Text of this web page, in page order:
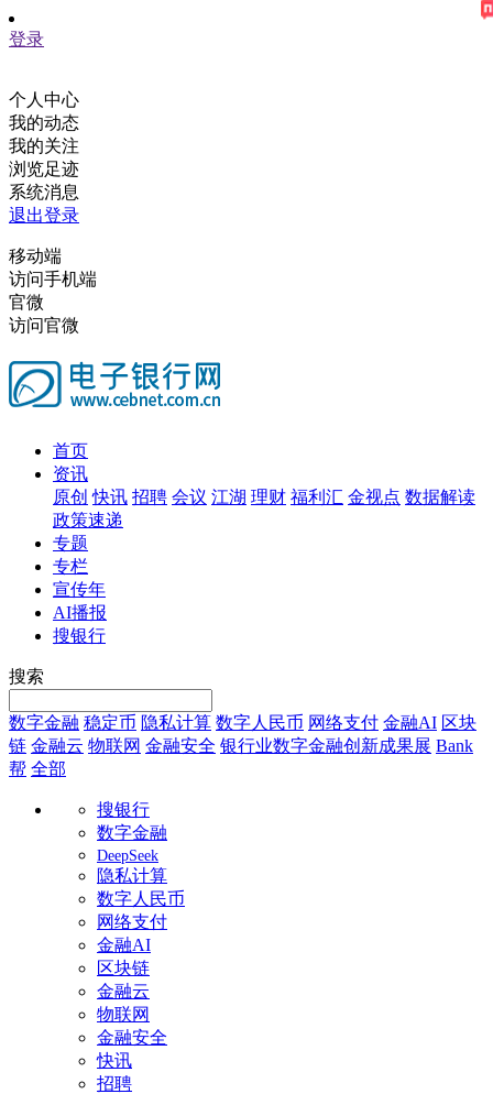
登录
个人中心
我的动态
我的关注
浏览足迹
系统消息
退出登录
移动端
访问手机端
官微
访问官微
首页
资讯
原创 快讯 招聘 会议 江湖 理财 福利汇 金视点 数据解读
政策速递
专题
专栏
宣传年
AI播报
搜银行
搜索
数字金融 稳定币 隐私计算 数字人民币 网络支付 金融AI 区块
链 金融云 物联网 金融安全 银行业数字金融创新成果展 Bank
帮 全部
搜银行
数字金融
DeepSeek
隐私计算
数字人民币
网络支付
金融AI
区块链
金融云
物联网
金融安全
快讯
招聘